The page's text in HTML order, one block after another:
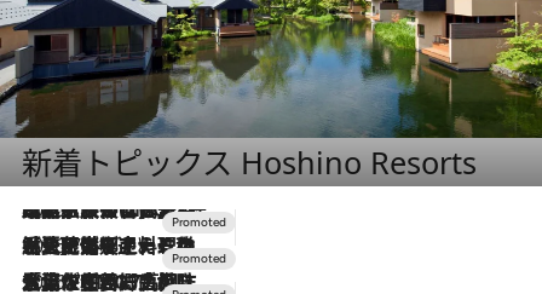
新着トピックス Hoshino Resorts
2026.7.31
【ホテル帰省】という選択肢をOMOが提案。家族とほどよい距離を保つには「昼は実家、夜は気兼ねなくホテルで！」
2026.7.24
【夏限定ディナーコース】旬を迎える稚鮎や花ズッキーニなどをイタリア・トスカーナの郷土料理の手法で満喫！
2026.7.17
「土佐和ハーブかき氷」がOMO7高知に登場！生姜、山椒、大葉など目にも舌にも涼を呼ぶ郷土の味